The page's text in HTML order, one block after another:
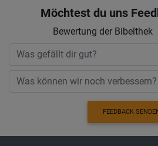
Möchtest du uns
Bewertung der Bibelthek
FEEDBACK